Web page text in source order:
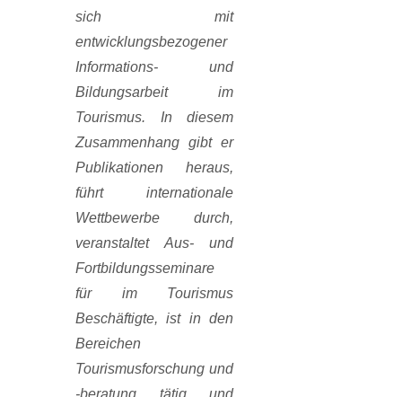
sich mit
entwicklungsbezogener
Informations- und
Bildungsarbeit im
Tourismus. In diesem
Zusammenhang gibt er
Publikationen heraus,
führt internationale
Wettbewerbe durch,
veranstaltet Aus- und
Fortbildungsseminare
für im Tourismus
Beschäftigte, ist in den
Bereichen
Tourismusforschung und
-beratung tätig und